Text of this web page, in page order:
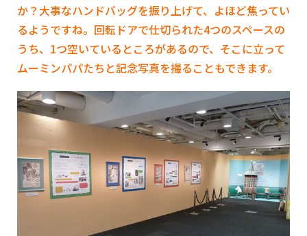
か？大事なハンドバッグを振り上げて、よほど焦ってい
るようですね。回転ドアで仕切られた4つのスペースの
うち、1つ空いているところがあるので、そこに立って
ムーミンパパたちと記念写真を撮ることもできます。